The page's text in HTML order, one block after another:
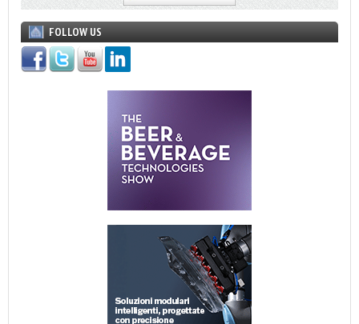
FOLLOW US